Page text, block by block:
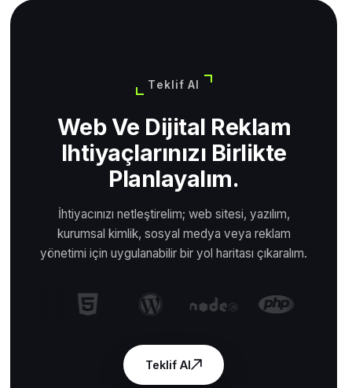
Teklif Al
Web Ve Dijital Reklam
Ihtiyaçlarınızı Birlikte
Planlayalım.
İhtiyacınızı netleştirelim; web sitesi, yazılım,
kurumsal kimlik, sosyal medya veya reklam
yönetimi için uygulanabilir bir yol haritası çıkaralım.
Teklif Al